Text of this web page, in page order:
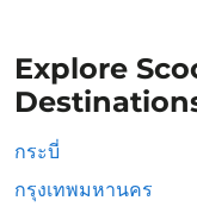
Explore
กระบี่
กรุงเทพมหานคร